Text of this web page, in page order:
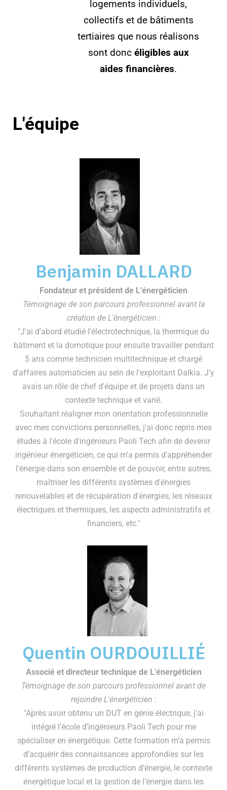
logements individuels,
collectifs et de bâtiments
tertiaires que nous réalisons
sont donc éligibles aux
aides financières.
L'équipe
Benjamin DALLARD
Fondateur et président de L'énergéticien
Témoignage de son parcours professionnel avant la
création de L'énergéticien :
"J'ai d'abord étudié l'électrotechnique, la thermique du
bâtiment et la domotique pour ensuite travailler pendant
5 ans comme technicien multitechnique et chargé
d'affaires automaticien au sein de l'exploitant Dalkia. J'y
avais un rôle de chef d'équipe et de projets dans un
contexte technique et varié.
Souhaitant réaligner mon orientation professionnelle
avec mes convictions personnelles, j'ai donc repris mes
études à l'école d'ingénieurs Paoli Tech afin de devenir
ingénieur énergéticien, ce qui m'a permis d'appréhender
l'énergie dans son ensemble et de pouvoir, entre autres,
maîtriser les différents systèmes d'énergies
renouvelables et de récupération d'énergies, les réseaux
électriques et thermiques, les aspects administratifs et
financiers, etc."
Quentin OURDOUILLIÉ
Associé et directeur technique de L'énergéticien
Témoignage de son parcours professionnel avant de
rejoindre L'énergéticien :
"Après avoir obtenu un DUT en génie électrique, j’ai
intégré l’école d’ingénieurs Paoli Tech pour me
spécialiser en énergétique. Cette formation m’a permis
d’acquérir des connaissances approfondies sur les
différents systèmes de production d’énergie, le contexte
énergétique local et la gestion de l’énergie dans les